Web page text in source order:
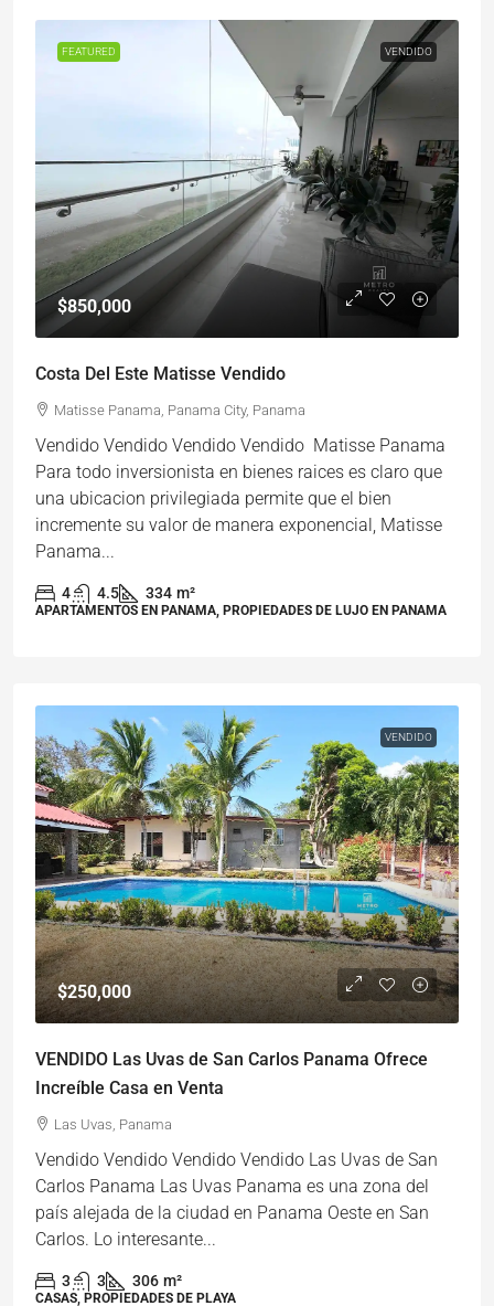
FEATURED VENDIDO
$850,000
Costa Del Este Matisse Vendido
Matisse Panama, Panama City, Panama
Vendido Vendido Vendido Vendido Matisse Panama
Para todo inversionista en bienes raices es claro que
una ubicacion privilegiada permite que el bien
incremente su valor de manera exponencial, Matisse
Panama...
4 4.5 334 m²
APARTAMENTOS EN PANAMA, PROPIEDADES DE LUJO EN PANAMA
VENDIDO
$250,000
VENDIDO Las Uvas de San Carlos Panama Ofrece
Increíble Casa en Venta
Las Uvas, Panama
Vendido Vendido Vendido Vendido Las Uvas de San
Carlos Panama Las Uvas Panama es una zona del
país alejada de la ciudad en Panama Oeste en San
Carlos. Lo interesante...
3 3 306 m²
CASAS, PROPIEDADES DE PLAYA